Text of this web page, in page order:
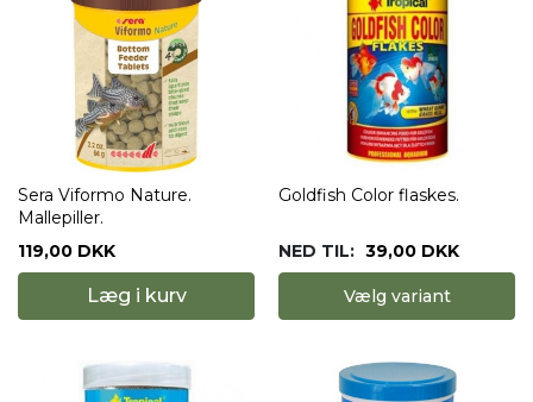
Sera Viformo Nature.
Mallepiller.
119,00 DKK
Læg i kurv
Goldfish Color flaskes.
NED TIL: 39,00 DKK
Vælg variant